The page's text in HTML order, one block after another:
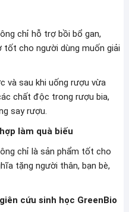
chỉ hỗ trợ bồi bổ gan,
cho người dùng muốn giải
và sau khi uống rượu vừa
chất độc trong rượu bia,
say rượu.
làm quà biếu
chỉ là sản phẩm tốt cho
tặng người thân, bạn bè,
cứu sinh học GreenBio